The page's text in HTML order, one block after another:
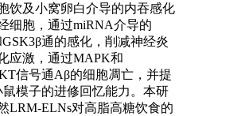
饮及小窝卵白介导的内吞感化
细胞，通过miRNA介导的
通的感化，削减神经炎
应激，通过MAPK和
信号通Aβ的细胞凋亡，并提
模子的进修回忆能力。本研
LRM-ELNs对高脂高糖饮食的